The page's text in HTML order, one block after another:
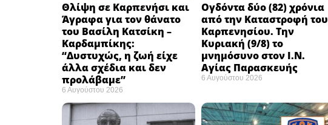
Θλίψη σε Καρπενήσι και
Άγραφα για τον θάνατο
του Βασίλη Κατσίκη –
Καρδαμπίκης:
“Δυστυχώς, η ζωή είχε
άλλα σχέδια και δεν
προλάβαμε”
6 Αυγούστου 2026
Ογδόντα δύο (82) χρόνια
από την Καταστροφή του
Καρπενησίου. Την
Κυριακή (9/8) το
μνημόσυνο στον Ι.Ν.
Αγίας Παρασκευής
6 Αυγούστου 2026